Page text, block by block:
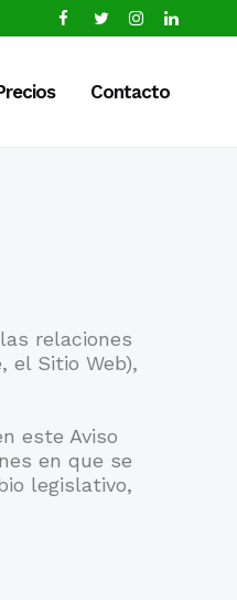
Contacto
relaciones
el Sitio Web),
este Aviso
en que se
legislativo,